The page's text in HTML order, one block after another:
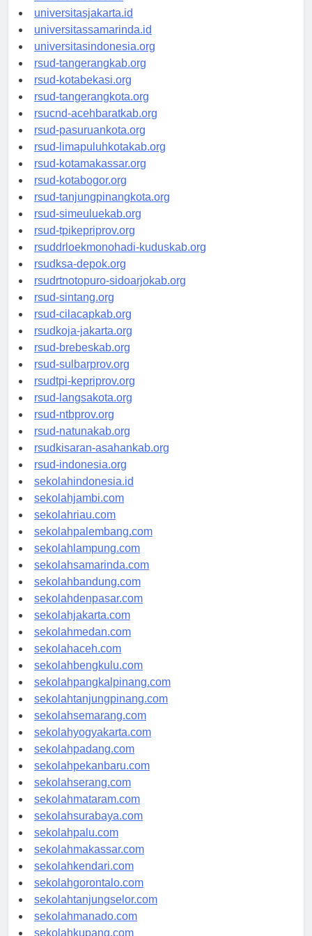
universitassalor.id
universitasjakarta.id
universitassamarinda.id
universitasindonesia.org
rsud-tangerangkab.org
rsud-kotabekasi.org
rsud-tangerangkota.org
rsucnd-acehbaratkab.org
rsud-pasuruankota.org
rsud-limapuluhkotakab.org
rsud-kotamakassar.org
rsud-kotabogor.org
rsud-tanjungpinangkota.org
rsud-simeuluekab.org
rsud-tpikepriprov.org
rsuddrloekmonohadi-kuduskab.org
rsudksa-depok.org
rsudrtnotopuro-sidoarjokab.org
rsud-sintang.org
rsud-cilacapkab.org
rsudkoja-jakarta.org
rsud-brebeskab.org
rsud-sulbarprov.org
rsudtpi-kepriprov.org
rsud-langsakota.org
rsud-ntbprov.org
rsud-natunakab.org
rsudkisaran-asahankab.org
rsud-indonesia.org
sekolahindonesia.id
sekolahjambi.com
sekolahriau.com
sekolahpalembang.com
sekolahlampung.com
sekolahsamarinda.com
sekolahbandung.com
sekolahdenpasar.com
sekolahjakarta.com
sekolahmedan.com
sekolahaceh.com
sekolahbengkulu.com
sekolahpangkalpinang.com
sekolahtanjungpinang.com
sekolahsemarang.com
sekolahyogyakarta.com
sekolahpadang.com
sekolahpekanbaru.com
sekolahserang.com
sekolahmataram.com
sekolahsurabaya.com
sekolahpalu.com
sekolahmakassar.com
sekolahkendari.com
sekolahgorontalo.com
sekolahtanjungselor.com
sekolahmanado.com